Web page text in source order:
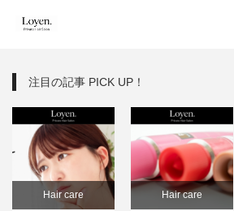
注目の記事 PICK UP！
Hair care Hair care